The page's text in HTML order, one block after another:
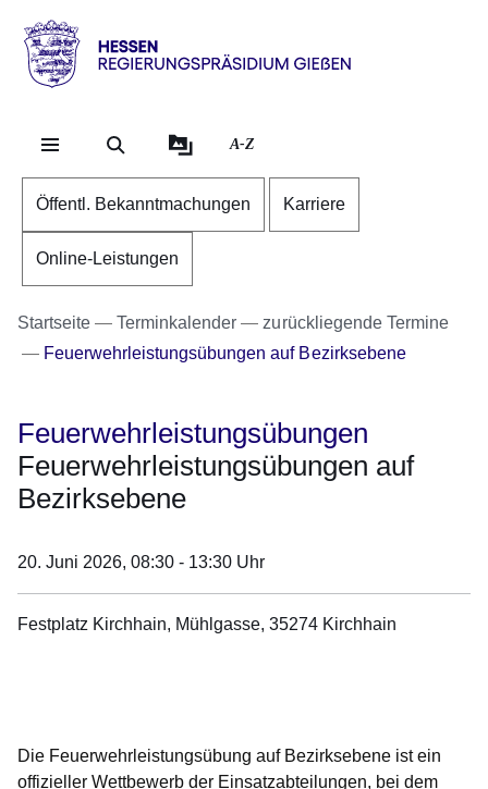
Direkt zum Kopf der
Direkt zum Inhalt
Direkt zum Fuß der
Hessen
RP
A-Z
Öffentl. Bekanntmachungen Karriere
Online-Leistungen
Startseite Terminkalender
zurückliegende Termine
Feuerwehrleistungsübungen auf Bezirksebene
Feuerwehrleistungsübungen
Feuerwehrleistungsübungen auf
Bezirksebene
20. Juni 2026, 08:30 - 13:30 Uhr
Festplatz Kirchhain, Mühlgasse, 35274 Kirchhain
Die Feuerwehrleistungsübung auf Bezirksebene ist ein
offizieller Wettbewerb der Einsatzabteilungen, bei dem